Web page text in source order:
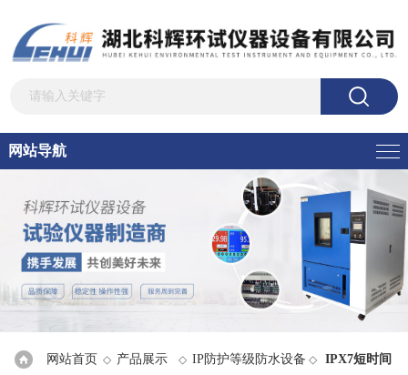
网站导航
网站首页 ◇ 产品展示 ◇IP防护等级防水设备 ◇IPX7短时间